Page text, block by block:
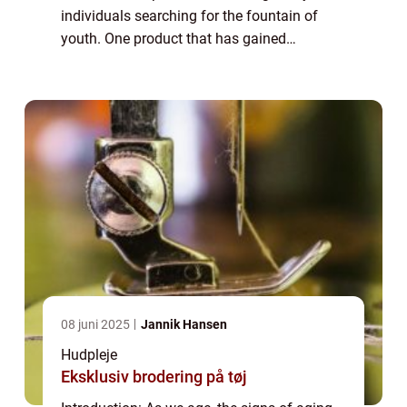
individuals searching for the fountain of
youth. One product that has gained
ingre...
08 juni 2025 Jannik Hansen
Hudpleje
Eksklusiv brodering på tøj